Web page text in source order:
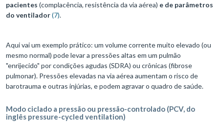
pacientes (complacência, resistência da via aérea) e de parâmetros
do ventilador(7).
Aqui vai um exemplo prático: um volume corrente muito elevado (ou
mesmo normal) pode levar a pressões altas em um pulmão
"enrijecido" por condições agudas (SDRA) ou crônicas (fibrose
pulmonar). Pressões elevadas na via aérea aumentam o risco de
barotrauma e outras injúrias, e podem agravar o quadro de saúde.
Modo ciclado a pressão ou pressão-controlado (PCV, do
inglês pressure-cycled ventilation)